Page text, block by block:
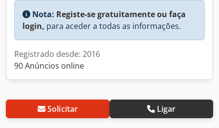
Nota: Registe-se gratuitamente ou faça
login, para aceder a todas as informações.
Registrado desde: 2016
90 Anúncios online
Solicitar Ligar